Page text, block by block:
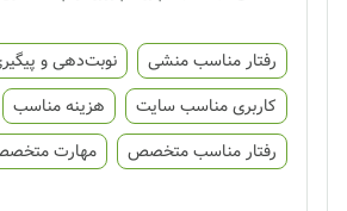
رفتار مناسب منشی
نوبت‌دهی و
کاربری مناسب سایت
هزینه مناسب
رفتار مناسب متخصص
مهارت